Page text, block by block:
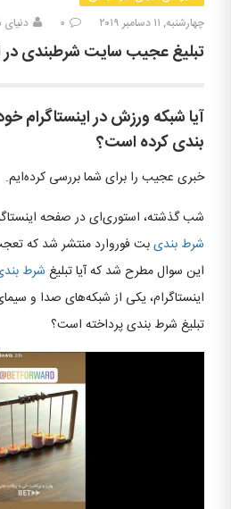
چهارشنبه, ۱۱ دسامبر ۲۰۱۹
۰
تبلیغ عجیب سایت شرطبندی در
آیا شبکه ورزش در اینستاگرام
بندی کرده است؟
خبری عجیب را برای شما بررسی کرده‌ایم.
شب گذشته، استوری‌ای در صفحه
شرط بندیبت فوروارد منتشر شد که
این سوال مطرح شد که آیا تبلیغ شرط
اینستاگرام، یکی از شبکه‌های صدا و
تبلیغ شرط بندی پرداخته است؟